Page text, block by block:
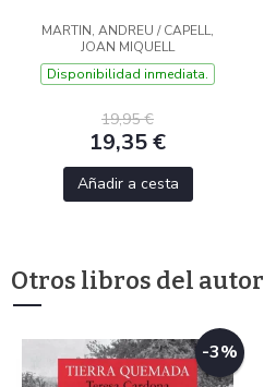
MARTIN, ANDREU / CAPELL,
JOAN MIQUELL
Disponibilidad inmediata.
19,95 €
19,35 €
Añadir a cesta
Otros libros del autor
-3%